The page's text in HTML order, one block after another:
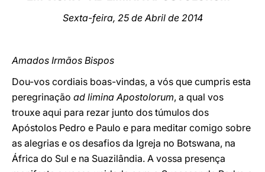
Sexta-feira, 25 de Abril de 2014
Amados Irmãos Bispos
Dou-vos cordiais boas-vindas, a vós que cumpris esta
peregrinação ad limina Apostolorum, a qual vos
trouxe aqui para rezar junto dos túmulos dos
Apóstolos Pedro e Paulo e para meditar comigo sobre
as alegrias e os desafios da Igreja no Botswana, na
África do Sul e na Suazilândia. A vossa presença